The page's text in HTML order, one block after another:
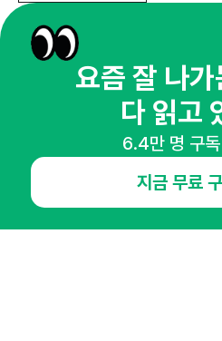
공지사항 제휴문의
뉴스레터
경기도 성남시 분당구 대왕판교로645번길 16
사업자등록번호 : 144-81-27690(사업자정보
요즘 잘 나
다 읽고
6.4만 명 구독
지금 무료